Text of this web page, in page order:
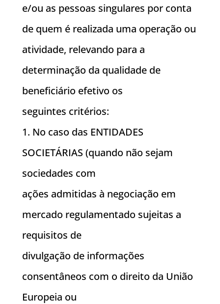
e/ou as pessoas singulares por conta
de quem é realizada uma operação ou
atividade, relevando para a
determinação da qualidade de
beneficiário efetivo os
seguintes critérios:
1. No caso das ENTIDADES
SOCIETÁRIAS (quando não sejam
sociedades com
ações admitidas à negociação em
mercado regulamentado sujeitas a
requisitos de
divulgação de informações
consentâneos com o direito da União
Europeia ou